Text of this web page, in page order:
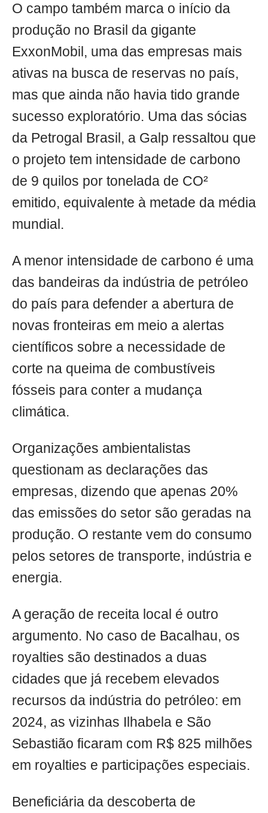
O campo também marca o início da
produção no Brasil da gigante
ExxonMobil, uma das empresas mais
ativas na busca de reservas no país,
mas que ainda não havia tido grande
sucesso exploratório. Uma das sócias
da Petrogal Brasil, a Galp ressaltou que
o projeto tem intensidade de carbono
de 9 quilos por tonelada de CO²
emitido, equivalente à metade da média
mundial.
A menor intensidade de carbono é uma
das bandeiras da indústria de petróleo
do país para defender a abertura de
novas fronteiras em meio a alertas
científicos sobre a necessidade de
corte na queima de combustíveis
fósseis para conter a mudança
climática.
Organizações ambientalistas
questionam as declarações das
empresas, dizendo que apenas 20%
das emissões do setor são geradas na
produção. O restante vem do consumo
pelos setores de transporte, indústria e
energia.
A geração de receita local é outro
argumento. No caso de Bacalhau, os
royalties são destinados a duas
cidades que já recebem elevados
recursos da indústria do petróleo: em
2024, as vizinhas Ilhabela e São
Sebastião ficaram com R$ 825 milhões
em royalties e participações especiais.
Beneficiária da descoberta de